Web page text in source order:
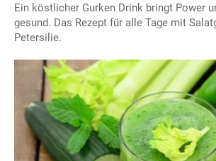
Ein köstlicher Gurken Drink bringt Power
gesund. Das Rezept für alle Tage mit
Petersilie.